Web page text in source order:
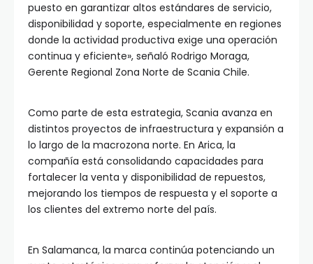
puesto en garantizar altos estándares de servicio,
disponibilidad y soporte, especialmente en regiones
donde la actividad productiva exige una operación
continua y eficiente», señaló Rodrigo Moraga,
Gerente Regional Zona Norte de Scania Chile.
Como parte de esta estrategia, Scania avanza en
distintos proyectos de infraestructura y expansión a
lo largo de la macrozona norte. En Arica, la
compañía está consolidando capacidades para
fortalecer la venta y disponibilidad de repuestos,
mejorando los tiempos de respuesta y el soporte a
los clientes del extremo norte del país.
En Salamanca, la marca continúa potenciando un